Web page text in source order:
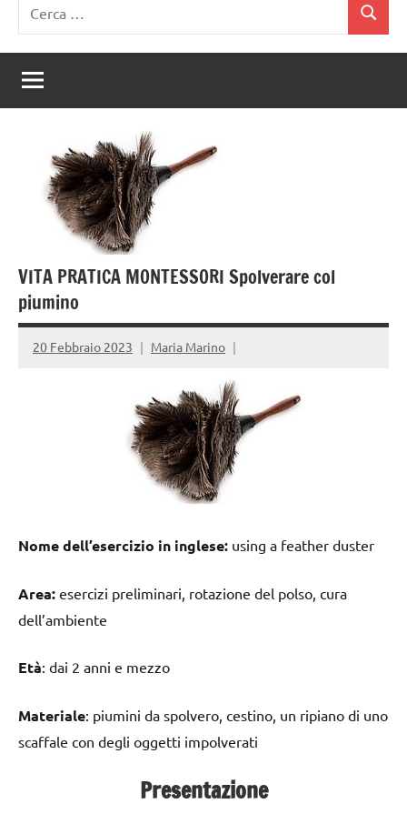
per:
Cerca
VITA PRATICA MONTESSORI Spolverare col
piumino
20 Febbraio 2023 Maria Marino
Nome dell’esercizio in inglese: using a feather duster
Area: esercizi preliminari, rotazione del polso, cura
dell’ambiente
Età: dai 2 anni e mezzo
Materiale: piumini da spolvero, cestino, un ripiano di uno
scaffale con degli oggetti impolverati
Presentazione